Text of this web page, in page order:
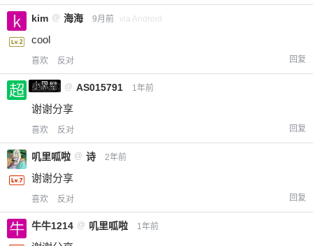
kim @ 海海 9月前 via Android
cool
喜欢 反对 回复
小黑屋
超凶的 @ AS015791 1年前
谢谢分享
喜欢 反对 回复
叽里呱啦 @ 诗 2年前
谢谢分享
喜欢 反对 回复
牛牛1214 @ 叽里呱啦 1年前